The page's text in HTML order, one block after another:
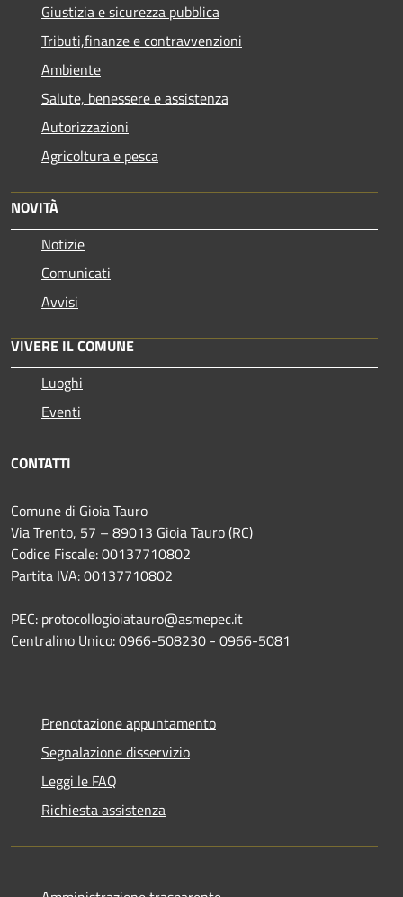
Giustizia e sicurezza pubblica
Tributi,finanze e contravvenzioni
Ambiente
Salute, benessere e assistenza
Autorizzazioni
Agricoltura e pesca
NOVITÀ
Notizie
Comunicati
Avvisi
VIVERE IL COMUNE
Luoghi
Eventi
CONTATTI
Comune di Gioia Tauro
Via Trento, 57 – 89013 Gioia Tauro (RC)
Codice Fiscale: 00137710802
Partita IVA: 00137710802
PEC: protocollogioiatauro@asmepec.it
Centralino Unico: 0966-508230 - 0966-5081
Prenotazione appuntamento
Segnalazione disservizio
Leggi le FAQ
Richiesta assistenza